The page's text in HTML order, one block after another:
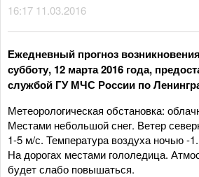
16:17 11.03.2016
Ежедневный прогноз
субботу, 12 марта 2016 года,
службой ГУ МЧС России по
Метеорологическая обстановка:
Местами небольшой снег. Ветер
1-5 м/с. Температура воздуха ночью -
На дорогах местами гололедица.
будет слабо повышаться.